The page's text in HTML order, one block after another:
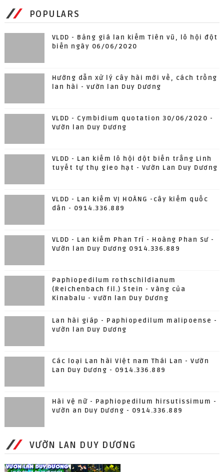
POPULARS
VLDD - Bảng giá lan kiếm Tiên vũ, lô hội đột
biến ngày 06/06/2020
Hướng dẫn xử lý cây hài mới về, cách trồng
lan hài - vườn lan Duy Dương
VLDD - Cymbidium quotation 30/06/2020 -
Vườn lan Duy Dương
VLDD - Lan kiếm lô hội dột biến trắng Linh
tuyết tự thụ gieo hạt - Vườn Lan Duy Dương
VLDD - Lan kiếm VỊ HOÀNG -cây kiếm quốc
dân - 0914.336.889
VLDD - Lan kiếm Phan Trí - Hoàng Phan Sư -
Vườn lan Duy Dương 0914.336.889
Paphiopedilum rothschildianum
(Reichenbach fil.) Stein - vàng của
Kinabalu - vườn lan Duy Dương
Lan hài giáp - Paphiopedilum malipoense -
vườn lan Duy Dương
Các loại Lan hài Việt nam Thái Lan - Vườn
Lan Duy Dương - 0914.336.889
Hài vệ nữ - Paphiopedilum hirsutissimum -
vườn an Duy Dương - 0914.336.889
VƯỜN LAN DUY DƯƠNG